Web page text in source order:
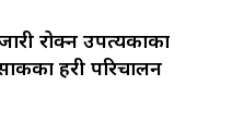
रोक्न उपत्यकाका
प्रहरी परिचालन